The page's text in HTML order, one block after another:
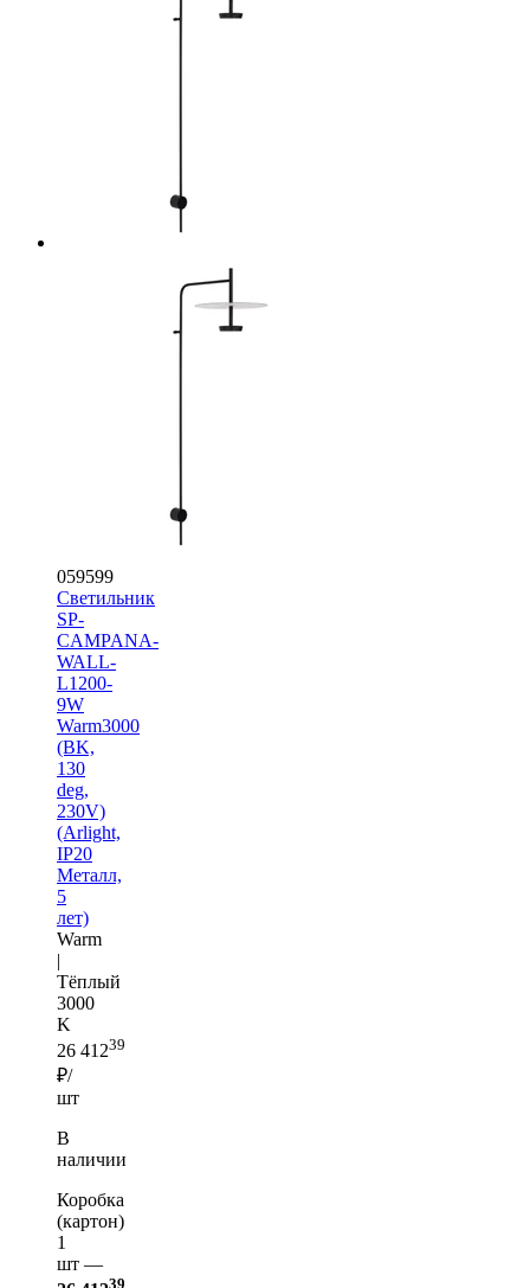
059599
Светильник
SP-
CAMPANA-
WALL-
L1200-
9W
Warm3000
(BK,
130
deg,
230V)
(Arlight,
IP20
Металл,
5
лет)
Warm
|
Тёплый
3000
K
26 41239
₽/
шт
В
наличии
Коробка
(картон)
1
шт —
39